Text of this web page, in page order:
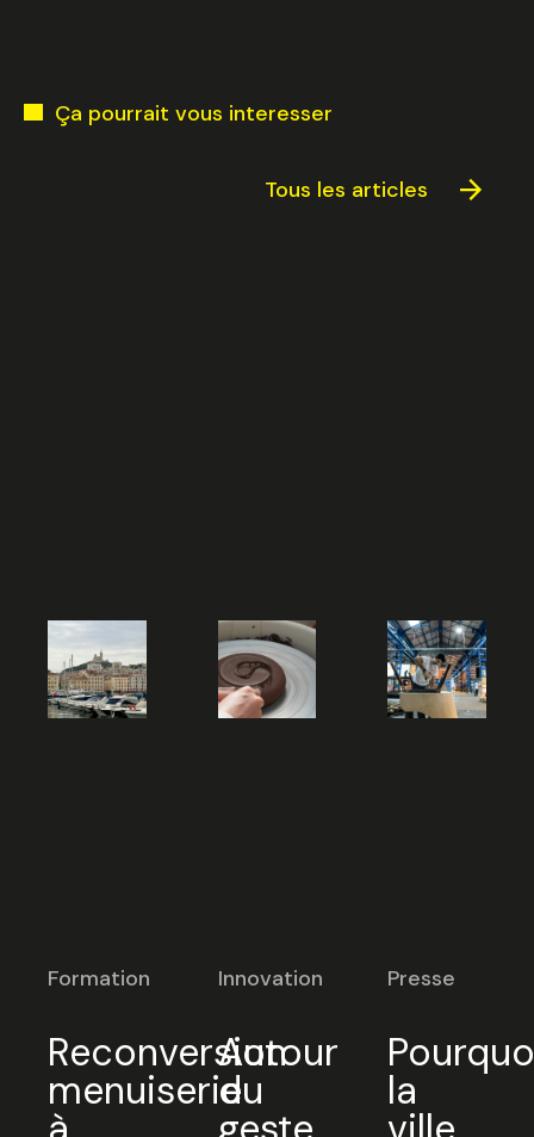
Ça pourrait vous interesser
Tous les articles
Formation
Reconversion
menuiserie
Innovation
Autour
du
Presse
la